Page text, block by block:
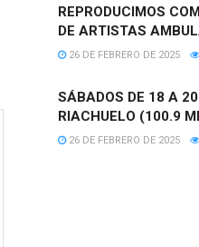
REPRODUCIMOS
DE ARTISTAS
26 DE FEBRERO DE 2025
SÁBADOS DE 18 A
RIACHUELO (100.9
26 DE FEBRERO DE 2025